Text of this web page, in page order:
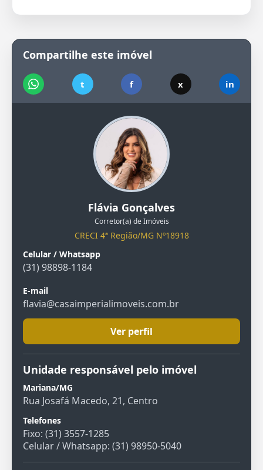
Compartilhe este imóvel
t f x in
Flávia Gonçalves
Corretor(a) de Imóveis
CRECI 4ª Região/MG Nº18918
Celular / Whatsapp
(31) 98898-1184
E-mail
flavia@casaimperialimoveis.com.br
Ver perfil
Unidade responsável pelo imóvel
Mariana/MG
Rua Josafá Macedo, 21, Centro
Telefones
Fixo: (31) 3557-1285
Celular / Whatsapp: (31) 98950-5040